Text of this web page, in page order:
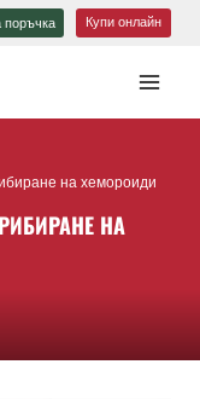
поръчка Купи онлайн
на хемороиди
НА